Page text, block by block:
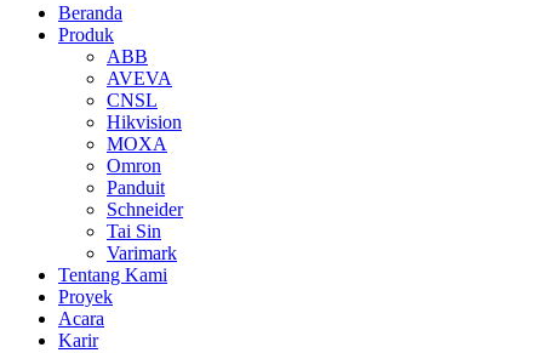
Beranda
Produk
ABB
AVEVA
CNSL
Hikvision
MOXA
Omron
Panduit
Schneider
Tai Sin
Varimark
Tentang Kami
Proyek
Acara
Karir